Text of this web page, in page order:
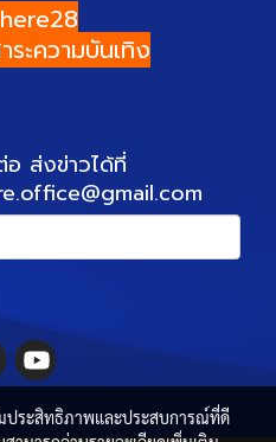
ระความบันเทิง
ส่งข่าวได้ที่
มประสิทธิภาพและประสบการณ์ที่ดี